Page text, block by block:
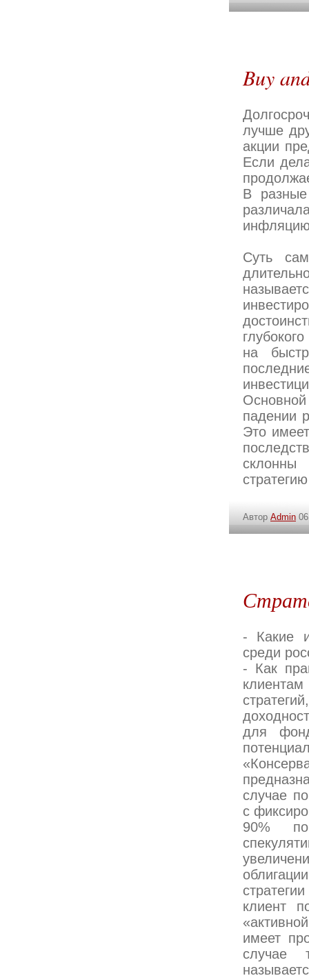
Buy
лучше
акции
Если
В разные
Суть
на
падении
Это
склонны
Автор Admin
- Какие
среди
- Как
для
случае
с
90%
клиент
имеет
случае